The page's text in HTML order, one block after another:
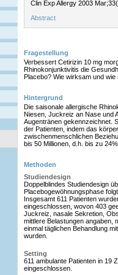
Clin Exp Allergy 2003
Abstract
Fragestellung
Verbessert Cetirizin 10 mg
Rhinokonjunktivitis die
Placebo? Wie wirksam und
Hintergrund
Die saisonale allergische
Niesen, Juckreiz an Nase und
Augentränen gekennzeichnet.
der Patienten, indem das
zwischenmenschlichen
bis 50 Millionen, d.h. bis zu
Methoden
Studiendesign
Doppelblindes Studiendesign
Placebogewöhnungsphase
Insgesamt 611 Patienten
eingeschlossen, wovon 403
Juckreiz, nasale Sekretion,
mittlere Belastungen angaben,
einmal täglichen Behandlung
wurden.
Setting
611 ambulante Patienten in 19
eingeschlossen.